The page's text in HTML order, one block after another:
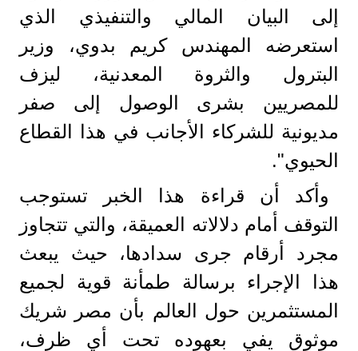
إلى البيان المالي والتنفيذي الذي
استعرضه المهندس كريم بدوي، وزير
البترول والثروة المعدنية، ليزف
للمصريين بشرى الوصول إلى صفر
مديونية للشركاء الأجانب في هذا القطاع
الحيوي".
وأكد أن قراءة هذا الخبر تستوجب
التوقف أمام دلالاته العميقة، والتي تتجاوز
مجرد أرقام جرى سدادها، حيث يبعث
هذا الإجراء برسالة طمأنة قوية لجميع
المستثمرين حول العالم بأن مصر شريك
موثوق يفي بعهوده تحت أي ظرف،